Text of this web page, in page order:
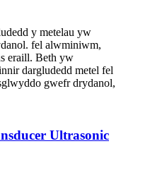
y metelau yw
fel alwminiwm,
eraill. Beth yw
dargludedd metel fel
gwefr drydanol,
Ultrasonic